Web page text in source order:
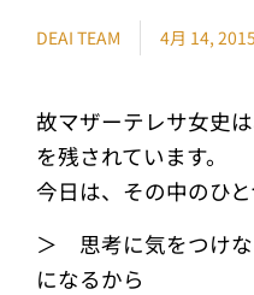
DEAI TEAM 4月 14, 2015
故マザーテレサ女史
を残されています。
今日は、その中のひと
＞ 思考に気をつけ
になるから